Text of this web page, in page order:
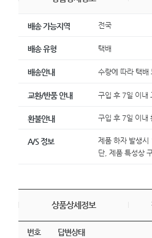
배송 가능지역 전국
배송 유형 택배
배송안내 수량에 따라 택
교환/반품 안내 구입 후 7일 이내
환불안내 구입 후 7일 이내
A/S 정보
제품 하자 발생시
단, 제품 특성상
상품상세정보
번호 답변상태